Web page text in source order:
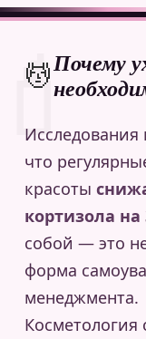
💄
💆Почему
Исследования
что
красоты
кортизола на
собой — это
форма
менеджмента.
Косметология